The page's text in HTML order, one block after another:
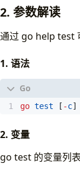
2. 参数解读
通过 go help test
1. 语法
go test [ -c]
2. 变量
go test 的变量列表